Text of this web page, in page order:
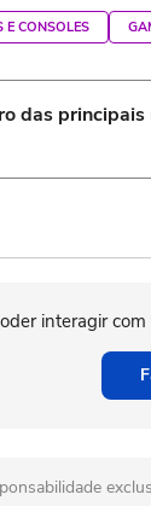
E CONSOLES
das
interagir